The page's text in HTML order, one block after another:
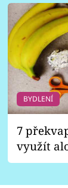
BYDLENÍ
7
využít